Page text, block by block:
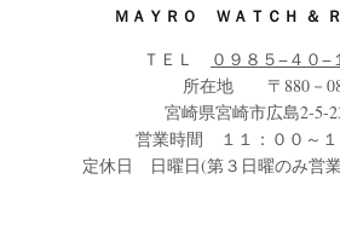
ＭＡＹＲＯ ＷＡＴＣＨ ＆
ＴＥＬ
０９８５−４０−
所在地 〒880－
宮崎県宮崎市広島2-5-
営業時間 １１：００～１
定休日 日曜日(第３日曜のみ営